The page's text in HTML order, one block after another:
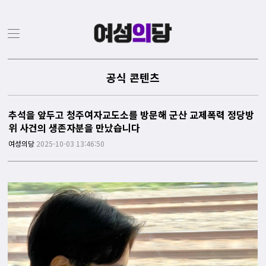
공식 콘텐츠
추석을 앞두고 청주여자교도소를 방문해 군산 교제폭력 정당방
위 사건의 생존자분을 만났습니다
여성의당 2025-10-03 13:46:50